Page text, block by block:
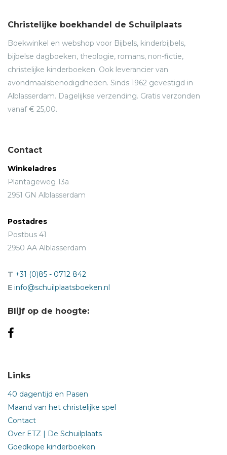
schrijfstijl van Verbaas is aantrekkelijk en ter zake doende.
Maar waar hij in uitblinkt is de vertragingstactiek. Telkens als
een lezer meer wil weten, trapt de schrijver lichtjes op de
rem en weidt uit over een klein detail.'
Christelijke boekhandel de Schuilplaats
Boekwinkel en webshop voor Bijbels, kinderbijbels,
bijbelse dagboeken, theologie, romans, non-fictie,
christelijke kinderboeken. Ook leverancier van
avondmaalsbenodigdheden. Sinds 1962 gevestigd in
Alblasserdam. Dagelijkse verzending. Gratis verzonden
vanaf € 25,00.
Contact
Winkeladres
Plantageweg 13a
2951 GN Alblasserdam
Postadres
Postbus 41
2950 AA Alblasserdam
T +31 (0)85 - 0712 842
E info@schuilplaatsboeken.nl
Blijf op de hoogte:
Links
40 dagentijd en Pasen
Maand van het christelijke spel
Contact
Over ETZ | De Schuilplaats
Goedkope kinderboeken